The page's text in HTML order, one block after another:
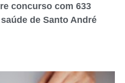
concurso com 633
de Santo André